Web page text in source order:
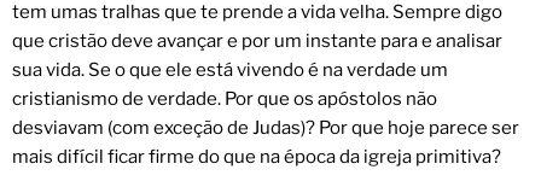
tem umas tralhas que te prende a vida velha. Sempre digo
que cristão deve avançar e por um instante para e analisar
sua vida. Se o que ele está vivendo é na verdade um
cristianismo de verdade. Por que os apóstolos não
desviavam (com exceção de Judas)? Por que hoje parece ser
mais difícil ficar firme do que na época da igreja primitiva?